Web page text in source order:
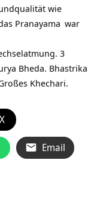
wie
Pranayama war
3
Bheda. Bhastrika
Khechari.
Email